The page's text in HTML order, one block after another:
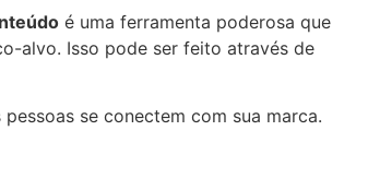
é uma ferramenta poderosa que
alvo. Isso pode ser feito através de
se conectem com sua marca.